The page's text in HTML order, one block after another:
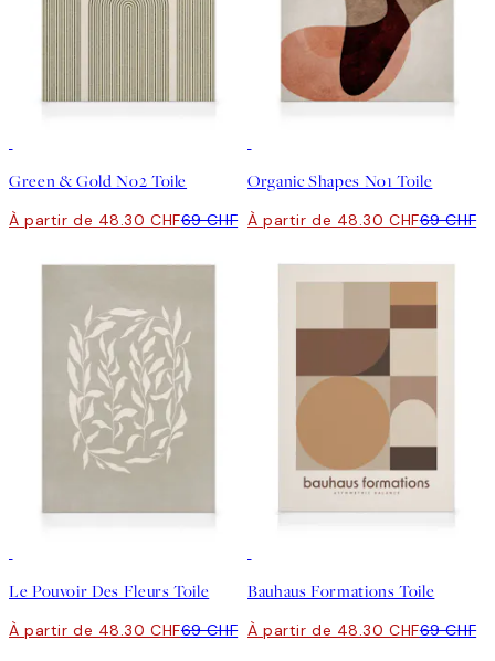
Green & Gold No2 Toile
À partir de 48.30 CHF69 CHF
Organic Shapes No1 Toile
À partir de 48.30 CHF69 CHF
Le Pouvoir Des Fleurs Toile
À partir de 48.30 CHF69 CHF
Bauhaus Formations Toile
À partir de 48.30 CHF69 CHF